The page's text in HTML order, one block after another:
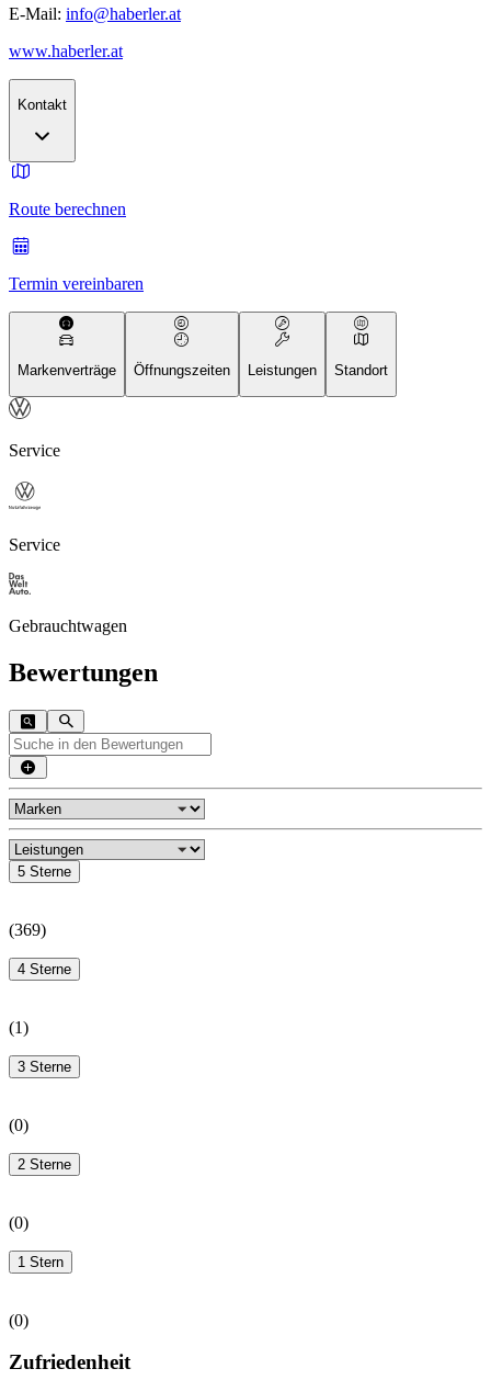
E-Mail: info@haberler.at
www.haberler.at
Kontakt
Route berechnen
Termin vereinbaren
Markenverträge Öffnungszeiten Leistungen Standort
Service
Service
Gebrauchtwagen
Bewertungen
5 Sterne
(369)
4 Sterne
(1)
3 Sterne
(0)
2 Sterne
(0)
1 Stern
(0)
Zufriedenheit